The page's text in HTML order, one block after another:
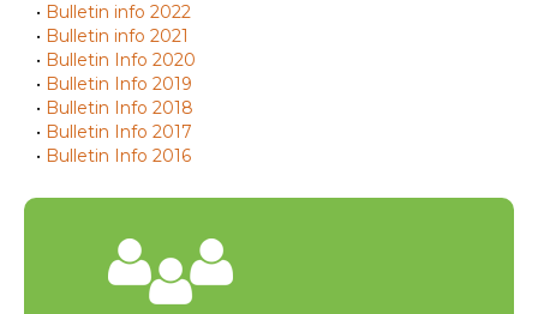
• Bulletin info 2022
• Bulletin info 2021
• Bulletin Info 2020
• Bulletin Info 2019
• Bulletin Info 2018
• Bulletin Info 2017
• Bulletin Info 2016